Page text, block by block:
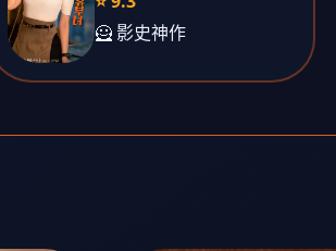
🦸 影史神作